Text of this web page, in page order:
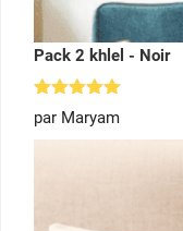
Pack 2 khlel - Noir
Note
sur 5
par Maryam